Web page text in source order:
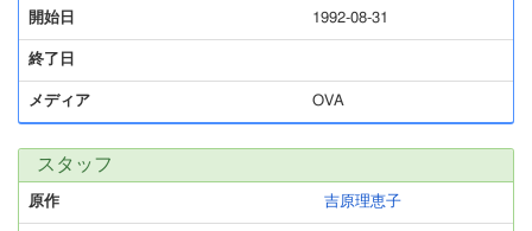
開始日 1992-08-31
終了日
メディア OVA
スタッフ
原作 吉原理恵子